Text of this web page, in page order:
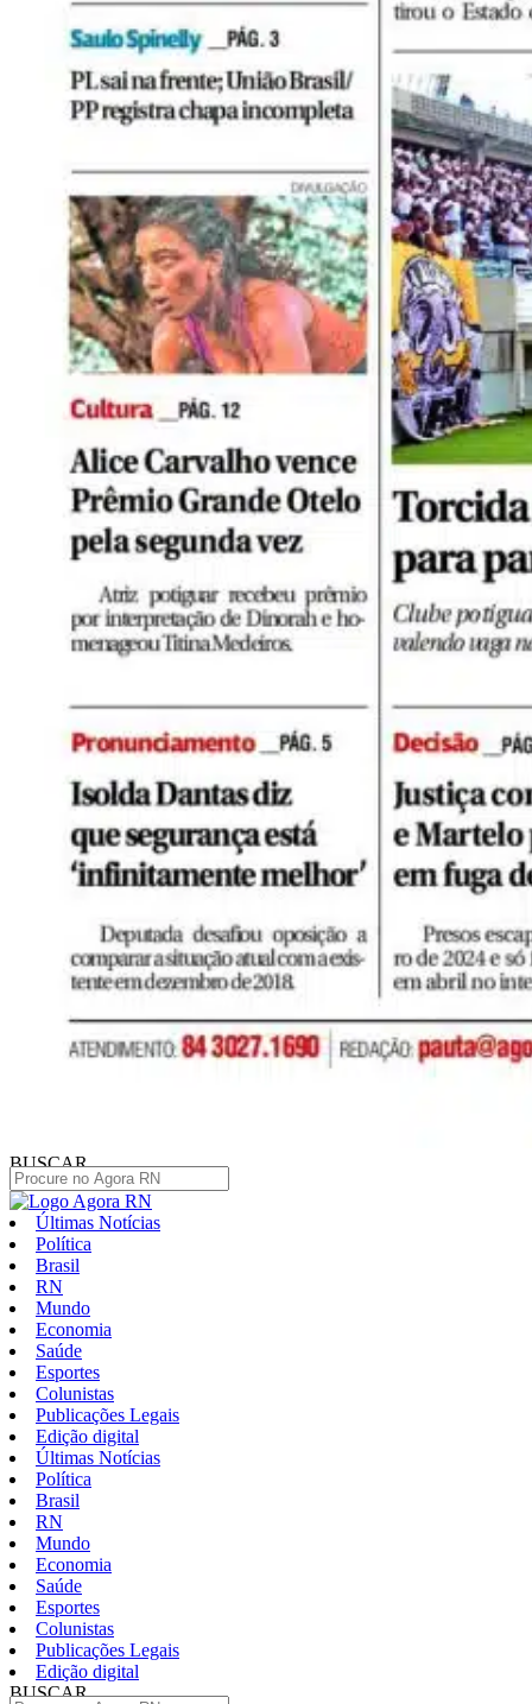
BUSCAR
Últimas Notícias
Política
Brasil
RN
Mundo
Economia
Saúde
Esportes
Colunistas
Publicações Legais
Edição digital
Últimas Notícias
Política
Brasil
RN
Mundo
Economia
Saúde
Esportes
Colunistas
Publicações Legais
Edição digital
BUSCAR